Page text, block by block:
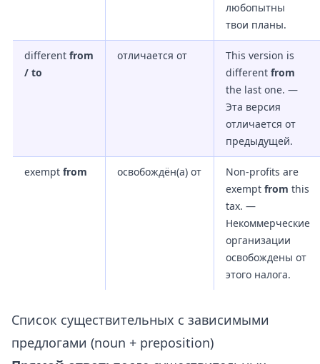
любопытны
твои планы.
different from
/ to
отличается от
This version is
different from
the last one. —
Эта версия
отличается от
предыдущей.
exempt from освобождён(а) от
Non-profits are
exempt from this
tax. —
Некоммерческие
организации
освобождены от
этого налога.
Список существительных с зависимыми
предлогами (noun + preposition)